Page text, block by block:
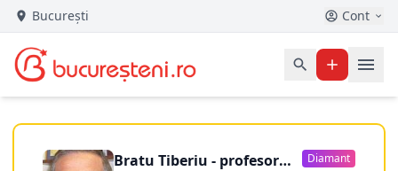
București Cont
Bratu Tiberiu - profesor
Diamant